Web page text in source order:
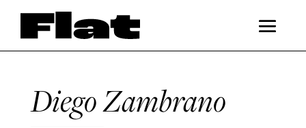
Diego Zambrano